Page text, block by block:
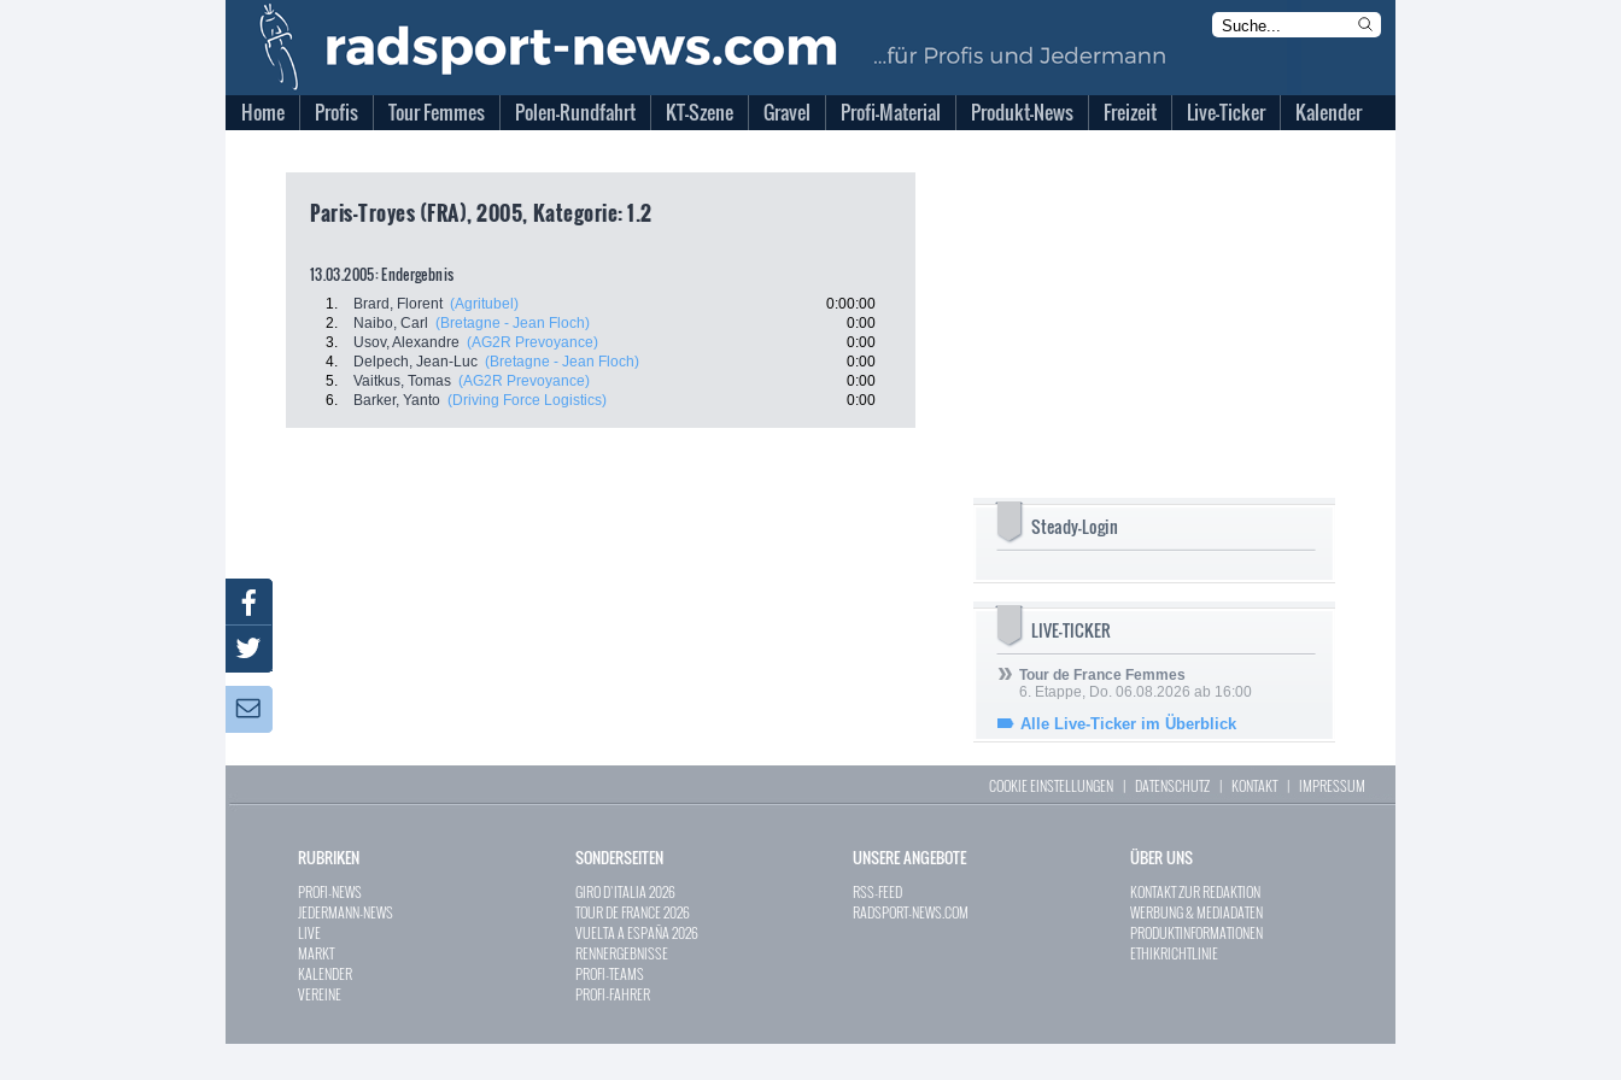
Home Profis Tour Femmes Polen-Rundfahrt KT-Szene Gravel Profi-Material Produkt-News Freizeit Live-Ticker Kalender
Paris-Troyes (FRA), 2005, Kategorie: 1.2
13.03.2005: Endergebnis
1. Brard, Florent (Agritubel)
0:00:00
2.
Naibo, Carl (Bretagne - Jean Floch)
0:00
3.
Usov, Alexandre (AG2R Prevoyance)
0:00
4.
Delpech, Jean-Luc (Bretagne - Jean Floch)
0:00
5.
Vaitkus, Tomas (AG2R Prevoyance)
0:00
6.
Barker, Yanto (Driving Force Logistics) 0:00
Steady-Login
LIVE-TICKER
Tour de France Femmes
6. Etappe, Do. 06.08.2026 ab 16:00
Alle Live-Ticker im Überblick
COOKIE EINSTELLUNGEN | DATENSCHUTZ | KONTAKT| IMPRESSUM
RUBRIKEN
PROFI-NEWS
JEDERMANN-NEWS
LIVE
MARKT
KALENDER
VEREINE
SONDERSEITEN
GIRO D`ITALIA 2026
TOUR DE FRANCE 2026
VUELTA A ESPAÑA 2026
RENNERGEBNISSE
PROFI-TEAMS
PROFI-FAHRER
UNSERE ANGEBOTE
RSS-FEED
RADSPORT-NEWS.COM
ÜBER UNS
KONTAKT ZUR REDAKTION
WERBUNG & MEDIADATEN
PRODUKTINFORMATIONEN
ETHIKRICHTLINIE